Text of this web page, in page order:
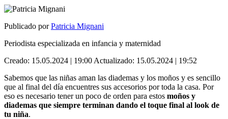
Publicado porPatricia Mignani
Periodista especializada en infancia y maternidad
Creado: 15.05.2024 | 19:00 Actualizado: 15.05.2024 | 19:52
Sabemos que las niñas aman las diademas y los moños y es sencillo
que al final del día encuentres sus accesorios por toda la casa. Por
eso es necesario tener un poco de orden para estos moños y
diademas que siempre terminan dando el toque final al look de
tu niña.